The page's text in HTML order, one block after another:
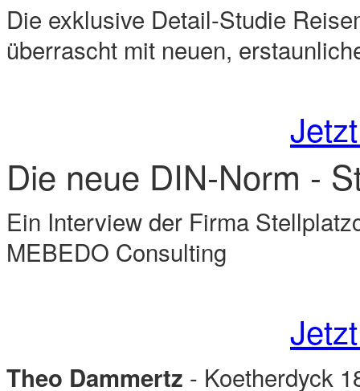
Die exklusive Detail-Studie
überrascht mit neuen,
Die neue DIN-Norm -
Ein Interview der Firma
MEBEDO Consulting
Theo Dammertz - Koetherdyck